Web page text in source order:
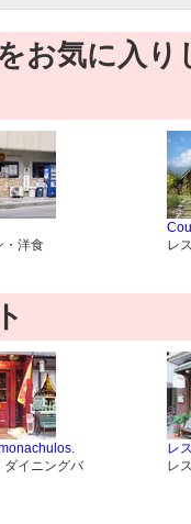
お気に入
・洋食
レ
ダイニングバ
レ
レ